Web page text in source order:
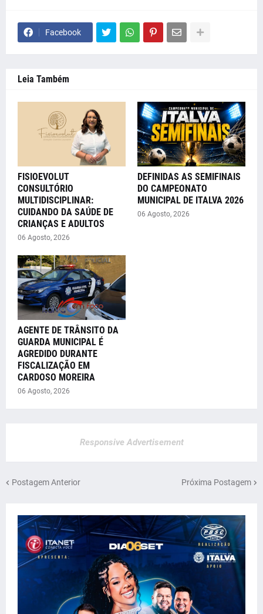
Facebook
Leia Também
FISIOEVOLUT
CONSULTÓRIO
MULTIDISCIPLINAR:
CUIDANDO DA SAÚDE DE
CRIANÇAS E ADULTOS
06 Agosto, 2026
DEFINIDAS AS SEMIFINAIS
DO CAMPEONATO
MUNICIPAL DE ITALVA 2026
06 Agosto, 2026
AGENTE DE TRÂNSITO DA
GUARDA MUNICIPAL É
AGREDIDO DURANTE
FISCALIZAÇÃO EM
CARDOSO MOREIRA
06 Agosto, 2026
Responsive Advertisement
Postagem Anterior Próxima Postagem